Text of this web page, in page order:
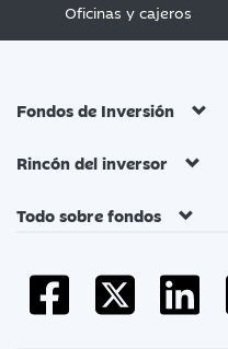
Oficinas y cajeros
Fondos de Inversión
Rincón del inversor
Todo sobre fondos